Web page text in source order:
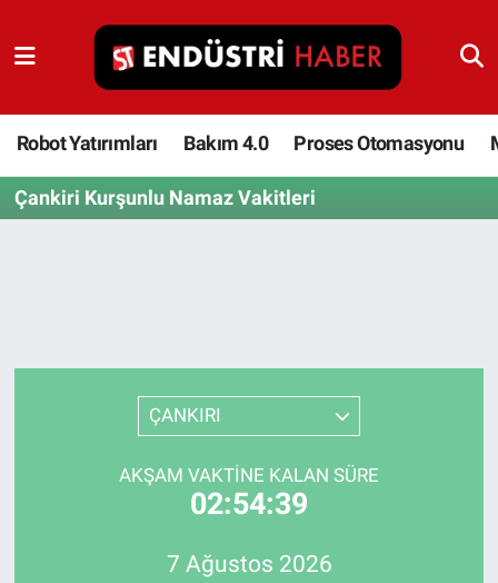
Robot Yatırımları Bakım 4.0 Proses Otomasyonu
Çankiri Kurşunlu Namaz Vakitleri
ÇANKIRI
AKŞAM VAKTINE KALAN SÜRE
02:54:39
7 Ağustos 2026
Robot Yatırımları
Bakım 4.0
Proses Otomasyonu
Depolama Çözümleri
İnşaat ve Malzeme
HaberOrtak